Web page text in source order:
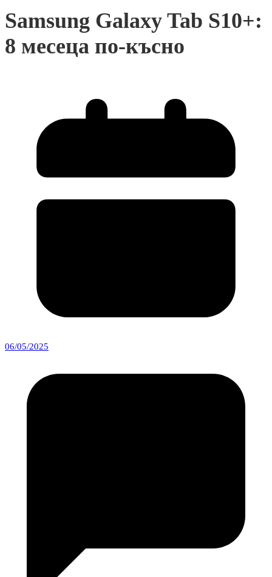
Samsung Galaxy Tab S10+:
8 месеца по-късно
06/05/2025